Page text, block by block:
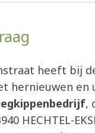
heeft bij
hernieuwen en
,
HECHTEL-